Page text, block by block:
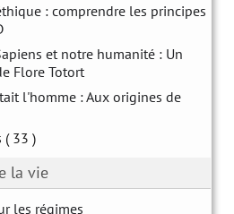
: comprendre les principes
et notre humanité : Un
Flore Totort
l'homme : Aux origines de
( 33 )
la vie
les régimes